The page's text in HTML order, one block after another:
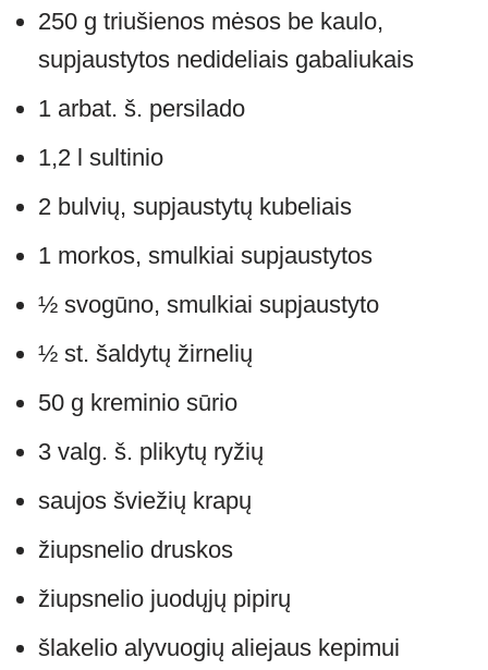
250 g triušienos mėsos be kaulo,
supjaustytos nedideliais gabaliukais
1 arbat. š. persilado
1,2 l sultinio
2 bulvių, supjaustytų kubeliais
1 morkos, smulkiai supjaustytos
½ svogūno, smulkiai supjaustyto
½ st. šaldytų žirnelių
50 g kreminio sūrio
3 valg. š. plikytų ryžių
saujos šviežių krapų
žiupsnelio druskos
žiupsnelio juodųjų pipirų
šlakelio alyvuogių aliejaus kepimui